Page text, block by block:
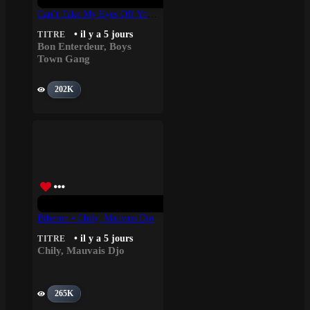
TITRE • il y a 5 jours
Bon Enterdeur, Boys
Town Gang
202K
Biberon • Chily, Mauvais Djo
TITRE • il y a 5 jours
Chily, Mauvais Djo
265K